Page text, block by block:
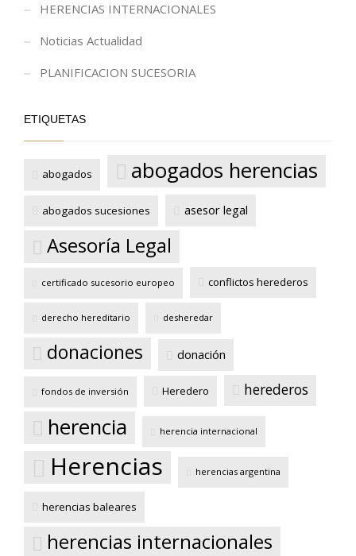
HERENCIAS INTERNACIONALES
Noticias Actualidad
PLANIFICACION SUCESORIA
ETIQUETAS
abogados abogados herencias
abogados sucesiones asesor legal
Asesoría Legal
certificado sucesorio europeo conflictos herederos
derecho hereditario desheredar
donaciones donación
fondos de inversión Heredero herederos
herencia herencia internacional
Herencias herencias argentina
herencias baleares
herencias internacionales